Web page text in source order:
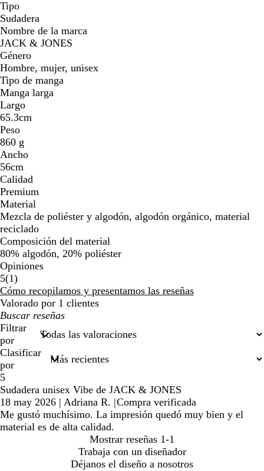
Tipo
Sudadera
Nombre de la marca
JACK & JONES
Género
Hombre, mujer, unisex
Tipo de manga
Manga larga
Largo
65.3cm
Peso
860 g
Ancho
56cm
Calidad
Premium
Material
Mezcla de poliéster y algodón, algodón orgánico, material
reciclado
Composición del material
80% algodón, 20% poliéster
Opiniones
5(11
reseñas
)
Cómo recopilamos y presentamos las reseñas
Valorado por 1 clientes
Mis
búsquedas
Filtrar
por
Clasificar
por
5
Sudadera unisex Vibe de JACK & JONES
18 may 2026 | Adriana R. |Compra verificada
Me gustó muchísimo. La impresión quedó muy bien y el
material es de alta calidad.
Mostrar reseñas 1-1
Trabaja con un diseñador
Déjanos el diseño a nosotros